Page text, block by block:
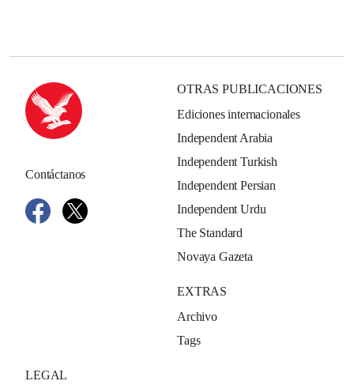
Contáctanos
OTRAS PUBLICACIONES
Ediciones internacionales
Independent Arabia
Independent Turkish
Independent Persian
Independent Urdu
The Standard
Novaya Gazeta
EXTRAS
Archivo
Tags
LEGAL